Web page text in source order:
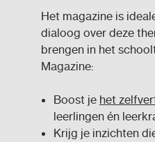
Het magazine is
dialoog over deze
brengen in het
Magazine:
Boost je het
leerlingen én
Krijg je inzichten